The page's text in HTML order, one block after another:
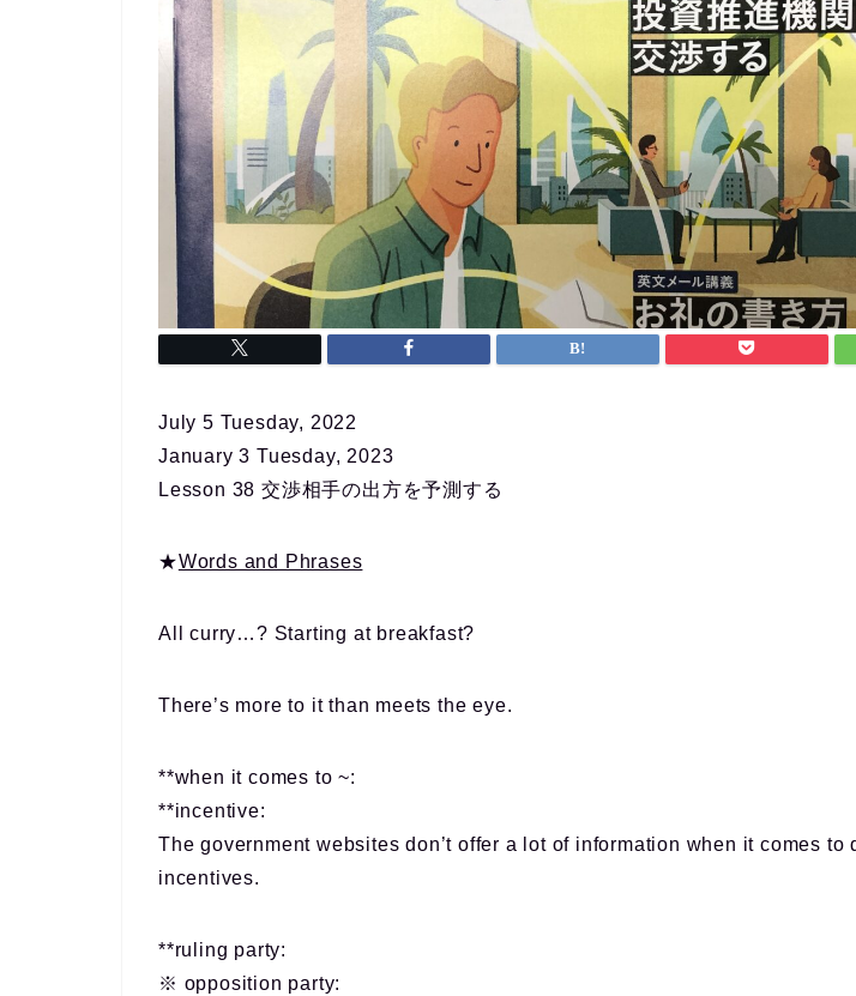
July 5 Tuesday, 2022
January 3 Tuesday, 2023
Lesson 38 交渉相手の出方を予測する
★Words and Phrases
All curry…? Starting at breakfast?
There’s more to it than meets the eye.
**when it comes to ~:
**incentive:
The government websites don’t offer a lot of information when it comes to
incentives.
**ruling party:
※ opposition party: